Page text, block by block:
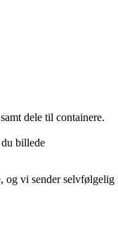
dele til containere.
billede
og vi sender